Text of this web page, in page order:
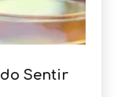
Sentir